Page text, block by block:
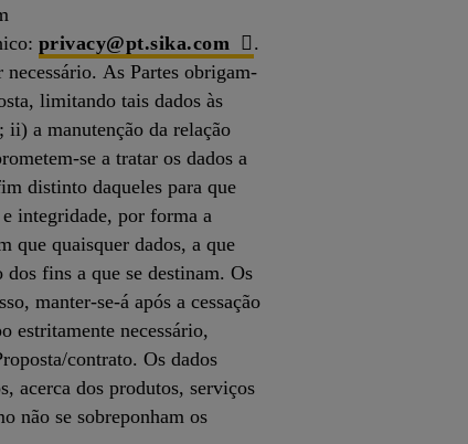
privacy@pt.sika.com
.
As Partes obrigam-
limitando tais dados às
ii) a manutenção da relação
se a tratar os dados a
distinto daqueles para que
integridade, por forma a
que quaisquer dados, a que
fins a que se destinam. Os
manter-se-á após a cessação
estritamente necessário,
contrato. Os dados
acerca dos produtos, serviços
não se sobreponham os